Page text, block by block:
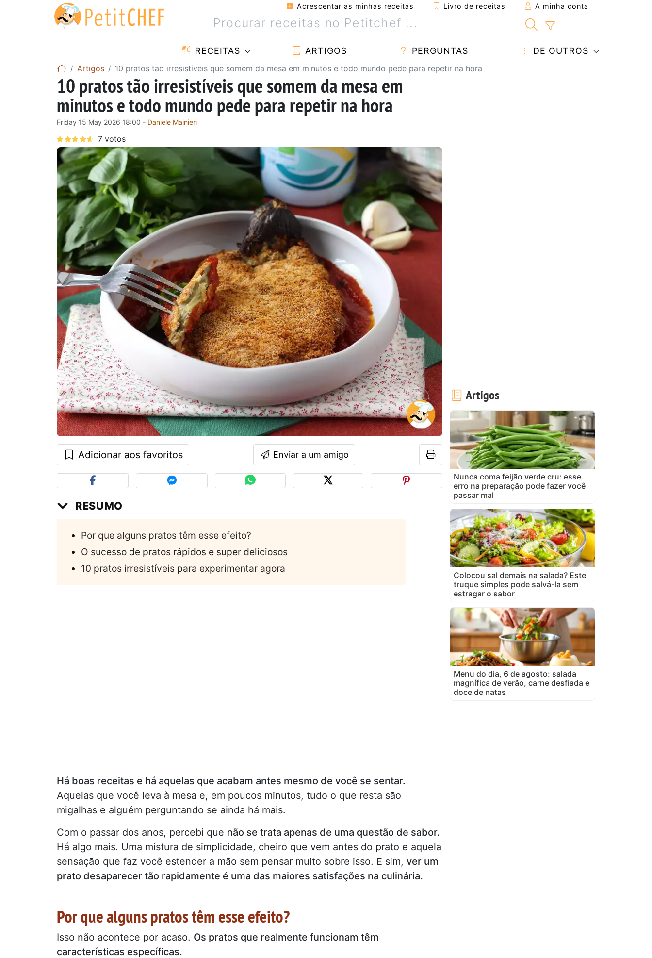
Acrescentar as minhas receitas Livro de receitas A minha conta
RECEITAS ARTIGOS PERGUNTAS DE OUTROS
Artigos 10 pratos tão irresistíveis que somem da mesa em minutos e todo mundo pede para repetir na hora
10 pratos tão irresistíveis que somem da mesa em
minutos e todo mundo pede para repetir na hora
Friday 15 May 2026 18:00 - Daniele Mainieri
Adicionar aos favoritos Enviar a um amigo
RESUMO
Por que alguns pratos têm esse efeito?
O sucesso de pratos rápidos e super deliciosos
10 pratos irresistíveis para experimentar agora
Há boas receitas e há aquelas que acabam antes mesmo de você se sentar.
Aquelas que você leva à mesa e, em poucos minutos, tudo o que resta são
migalhas e alguém perguntando se ainda há mais.
Com o passar dos anos, percebi que não se trata apenas de uma questão de sabor.
Há algo mais. Uma mistura de simplicidade, cheiro que vem antes do prato e aquela
sensação que faz você estender a mão sem pensar muito sobre isso. E sim, ver um
prato desaparecer tão rapidamente é uma das maiores satisfações na culinária.
Por que alguns pratos têm esse efeito?
Isso não acontece por acaso. Os pratos que realmente funcionam têm
características específicas.
Artigos
Nunca coma feijão verde cru: esse
erro na preparação pode fazer você
passar mal
Colocou sal demais na salada? Este
truque simples pode salvá-la sem
estragar o sabor
Menu do dia, 6 de agosto: salada
magnífica de verão, carne desfiada e
doce de natas